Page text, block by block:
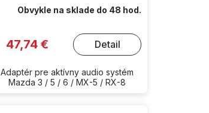
Obvykle na sklade do 48 hod.
47,74 € Detail
Adaptér pre aktívny audio systém
Mazda 3 / 5 / 6 / MX-5 / RX-8